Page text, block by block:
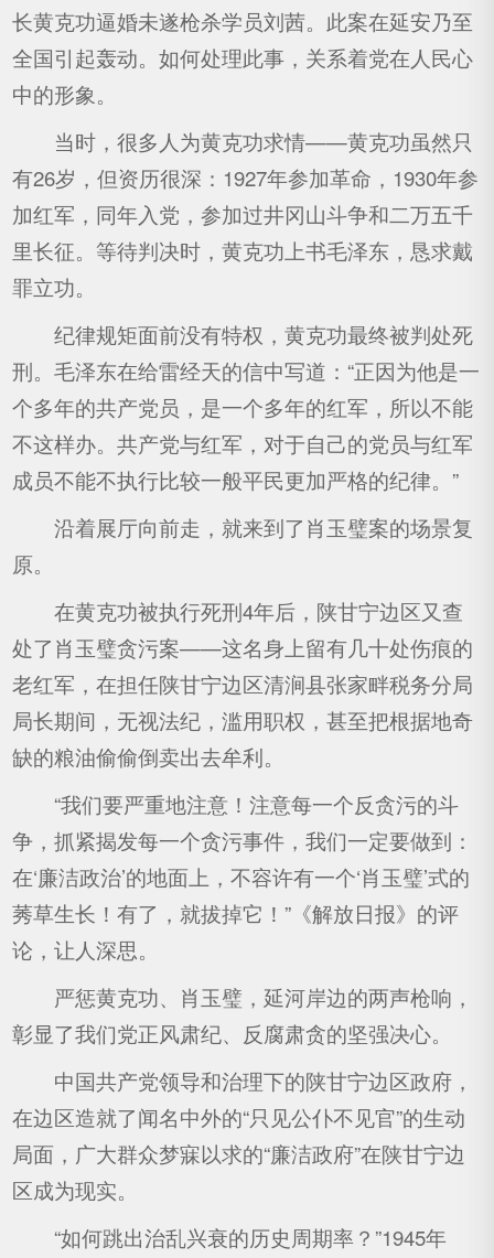
长黄克功逼婚未遂枪杀学员刘茜。此案在延安乃至
全国引起轰动。如何处理此事，关系着党在人民心
中的形象。
当时，很多人为黄克功求情——黄克功虽然只
有26岁，但资历很深：1927年参加革命，1930年参
加红军，同年入党，参加过井冈山斗争和二万五千
里长征。等待判决时，黄克功上书毛泽东，恳求戴
罪立功。
纪律规矩面前没有特权，黄克功最终被判处死
刑。毛泽东在给雷经天的信中写道：“正因为他是一
个多年的共产党员，是一个多年的红军，所以不能
不这样办。共产党与红军，对于自己的党员与红军
成员不能不执行比较一般平民更加严格的纪律。”
沿着展厅向前走，就来到了肖玉璧案的场景复
原。
在黄克功被执行死刑4年后，陕甘宁边区又查
处了肖玉璧贪污案——这名身上留有几十处伤痕的
老红军，在担任陕甘宁边区清涧县张家畔税务分局
局长期间，无视法纪，滥用职权，甚至把根据地奇
缺的粮油偷偷倒卖出去牟利。
“我们要严重地注意！注意每一个反贪污的斗
争，抓紧揭发每一个贪污事件，我们一定要做到：
在‘廉洁政治’的地面上，不容许有一个‘肖玉璧’式的
莠草生长！有了，就拔掉它！”《解放日报》的评
论，让人深思。
严惩黄克功、肖玉璧，延河岸边的两声枪响，
彰显了我们党正风肃纪、反腐肃贪的坚强决心。
中国共产党领导和治理下的陕甘宁边区政府，
在边区造就了闻名中外的“只见公仆不见官”的生动
局面，广大群众梦寐以求的“廉洁政府”在陕甘宁边
区成为现实。
“如何跳出治乱兴衰的历史周期率？”1945年